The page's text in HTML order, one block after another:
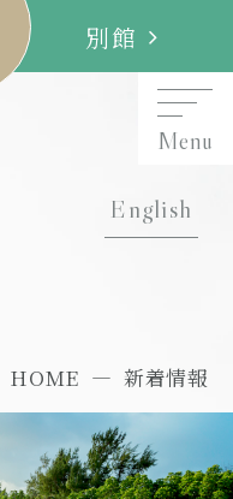
Menu
English
HOME 新着情報
別館